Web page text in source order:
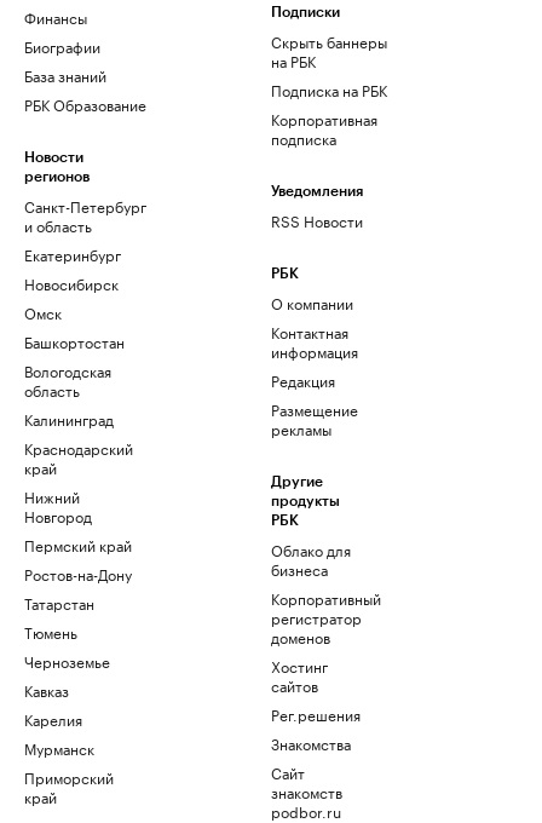
Финансы
Биографии
База знаний
РБК Образование
Новости
регионов
Санкт-Петербург
и область
Екатеринбург
Новосибирск
Омск
Башкортостан
Вологодская
область
Калининград
Краснодарский
край
Нижний
Новгород
Пермский край
Ростов-на-Дону
Татарстан
Тюмень
Черноземье
Кавказ
Карелия
Мурманск
Приморский
край
Подписки
Скрыть баннеры
на РБК
Подписка на РБК
Корпоративная
подписка
Уведомления
RSS Новости
РБК
О компании
Контактная
информация
Редакция
Размещение
рекламы
Другие
продукты
РБК
Облако для
бизнеса
Корпоративный
регистратор
доменов
Хостинг
сайтов
Рег.решения
Знакомства
Сайт
знакомств
podbor.ru